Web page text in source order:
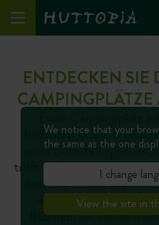
ENTDECKEN SIE
CAMPINGPLÄTZE
bedeutet, sich eine
eines Gebiets zu
trifft. Auf der Insel laden
dazu ein, Urlaub nach
eine Oase der Ruhe,
Bäumen, wo Sie die
We notice that your
the same as the one
I change
View the site in